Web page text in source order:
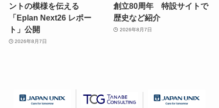
ントの模様を伝える
「Eplan Next26 レポー
ト」公開
2026年8月7日
創立80周年 特設サイトで
歴史など紹介
2026年8月7日